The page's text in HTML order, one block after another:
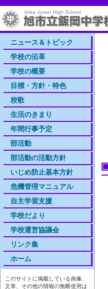
ニュース＆トピック
学校の沿革
学校の概要
目標・方針・特色
校歌
生活のきまり
年間行事予定
部活動
部活動の活動方針
いじめ防止基本方針
危機管理マニュアル
自主学習支援
学校だより
学校運営協議会
リンク集
ホーム
このサイトに掲載している画像、
文章、その他の情報の無断使用は